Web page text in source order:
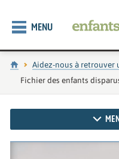
MENU
Accueil
Aidez-nous à retrouver
Page actuelle :
Fichier des enfants